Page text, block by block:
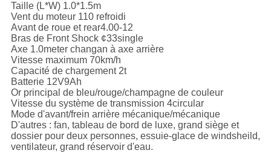
Taille (L*W) 1.0*1.5m
Vent du moteur 110 refroidi
Avant de roue et rear4.00-12
Bras de Front Shock ¢33single
Axe 1.0meter changan à axe arrière
Vitesse maximum 70km/h
Capacité de chargement 2t
Batterie 12V9Ah
Or principal de bleu/rouge/champagne de couleur
Vitesse du système de transmission 4circular
Mode d'avant/frein arrière mécanique/mécanique
D'autres : fan, tableau de bord de luxe, grand siège et
dossier pour deux personnes, essuie-glace de windsheild,
ventilateur, grand réservoir d'eau.